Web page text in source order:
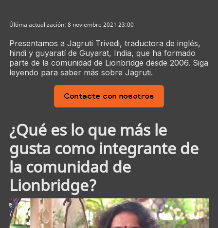
Última actualización: 8 noviembre 2021 23:00
Presentamos a Jagruti Trivedi, traductora de inglés,
hindi y guyaratí de Guyarat, India, que ha formado
parte de la comunidad de Lionbridge desde 2006. Siga
leyendo para saber más sobre Jagruti.
Contacte con nosotros
¿Qué es lo que más le
gusta como integrante de
la comunidad de
Lionbridge?